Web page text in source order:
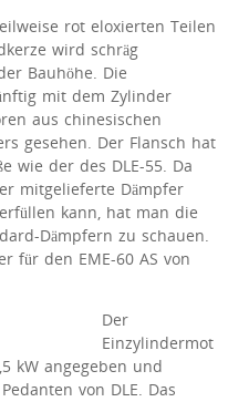
rot eloxierten Teilen
wird schräg
Bauhöhe. Die
mit dem Zylinder
aus chinesischen
gesehen. Der Flansch hat
wie der des DLE-55. Da
mitgelieferte Dämpfer
kann, hat man die
Dämpfern zu schauen.
für den EME-60 AS von
Der
Einzylindermot
kW angegeben und
von DLE. Das